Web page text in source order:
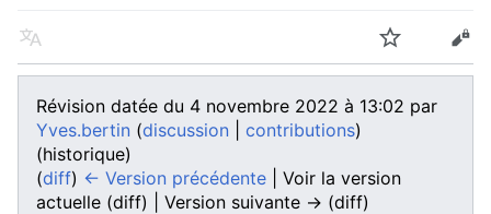
Révision datée du 4 novembre 2022 à 13:02 par
Yves.bertin (discussion contributions)
(historique)
(diff) ← Version précédente | Voir la version
actuelle (diff) | Version suivante → (diff)